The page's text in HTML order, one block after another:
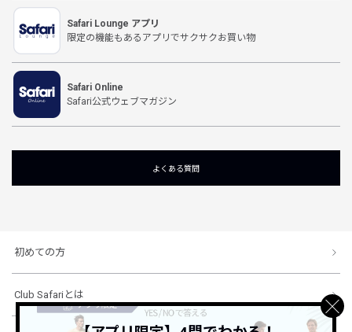
Safari Lounge アプリ
限定の機能もあるアプリでサクサクお買い物
Safari Online
Safari公式ウェブマガジン
よくある質問
初めての方
Club Safariとは